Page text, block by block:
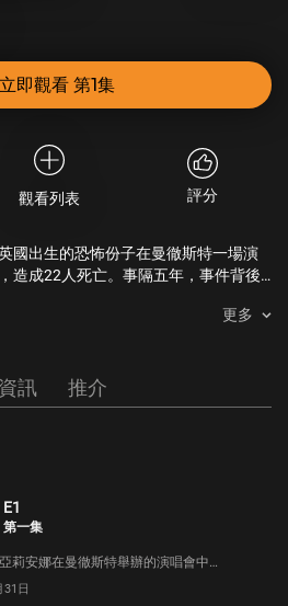
立即觀看 第1集
觀看列表 評分
國出生的恐怖份子在曼徹斯特一場演
造成22人死亡。事隔五年，事件背後
更多
訊 推介
E1
第一集
莉安娜在曼徹斯特舉辦的演唱會中…
31日